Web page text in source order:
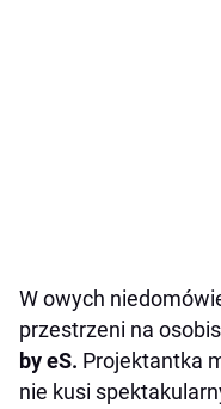
W owych
przestrzeni na
by eS. Projektantka
nie kusi